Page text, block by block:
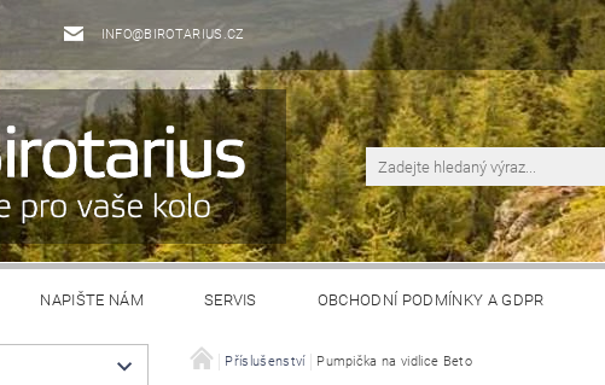
INFO@BIROTARIUS.CZ
NAPIŠTE NÁM SERVIS OBCHODNÍ PODMÍNKY A GDPR
Příslušenství Pumpička na vidlice Beto